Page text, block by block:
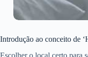
Introdução ao conceito de
Escolher o local certo para